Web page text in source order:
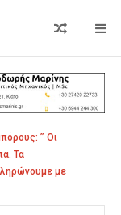
” Οι
Τα
με